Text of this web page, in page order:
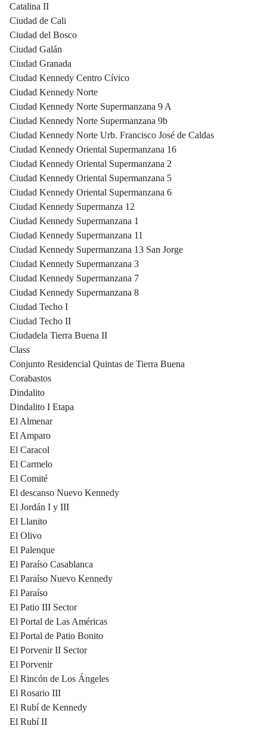
Catalina II
Ciudad de Cali
Ciudad del Bosco
Ciudad Galán
Ciudad Granada
Ciudad Kennedy Centro Cívico
Ciudad Kennedy Norte
Ciudad Kennedy Norte Supermanzana 9 A
Ciudad Kennedy Norte Supermanzana 9b
Ciudad Kennedy Norte Urb. Francisco José de Caldas
Ciudad Kennedy Oriental Supermanzana 16
Ciudad Kennedy Oriental Supermanzana 2
Ciudad Kennedy Oriental Supermanzana 5
Ciudad Kennedy Oriental Supermanzana 6
Ciudad Kennedy Supermanza 12
Ciudad Kennedy Supermanzana 1
Ciudad Kennedy Supermanzana 11
Ciudad Kennedy Supermanzana 13 San Jorge
Ciudad Kennedy Supermanzana 3
Ciudad Kennedy Supermanzana 7
Ciudad Kennedy Supermanzana 8
Ciudad Techo I
Ciudad Techo II
Ciudadela Tierra Buena II
Class
Conjunto Residencial Quintas de Tierra Buena
Corabastos
Dindalito
Dindalito I Etapa
El Almenar
El Amparo
El Caracol
El Carmelo
El Comité
El descanso Nuevo Kennedy
El Jordán I y III
El Llanito
El Olivo
El Palenque
El Paraíso Casablanca
El Paraíso Nuevo Kennedy
El Paraíso
El Patio III Sector
El Portal de Las Américas
El Portal de Patio Bonito
El Porvenir II Sector
El Porvenir
El Rincón de Los Ángeles
El Rosario III
El Rubí de Kennedy
El Rubí II